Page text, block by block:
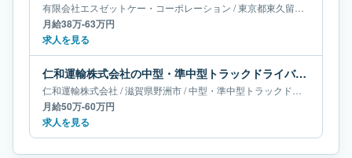
有限会社エスゼットケー・コーポレーション /東京都東久留米市
月給38万-63万円
求人を見る
仁和運輸株式会社の中型・準中型トラックドライバー求人｜滋賀県野洲市｜月給50万-60万円
仁和運輸株式会社 /滋賀県野洲市/中型・準中型トラックドライバー
月給50万-60万円
求人を見る